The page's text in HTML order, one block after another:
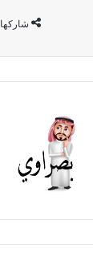
شاركها